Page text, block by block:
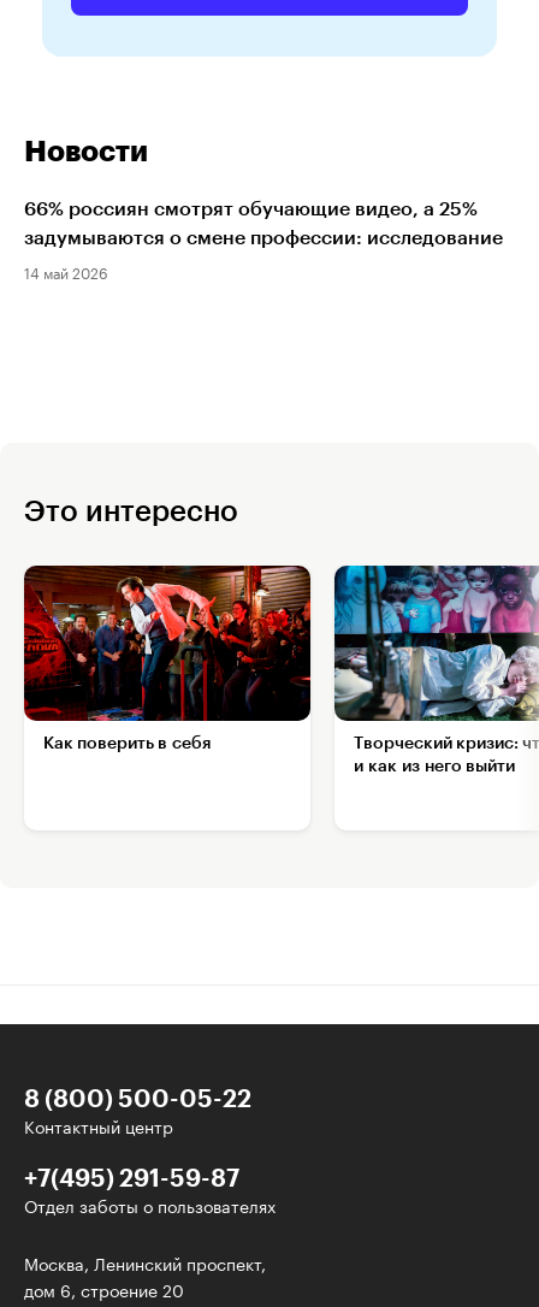
Новости
66% россиян смотрят обучающие видео, а 25%
задумываются о смене профессии: исследование
14 май 2026
Это интересно
Как поверить в себя
Творческий кризис:
и как из него выйти
8 (800) 500-05-22
Контактный центр
+7(495) 291-59-87
Отдел заботы о пользователях
Москва, Ленинский проспект,
дом 6, строение 20
Интересное - на почту!
Выберите тему рассылки